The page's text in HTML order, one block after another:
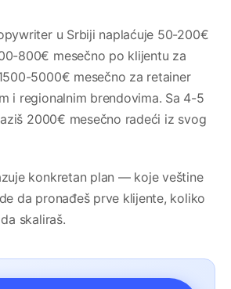
u Srbiji naplaćuje 50-200€
800€ mesečno po klijentu za
5000€ mesečno za retainer
i regionalnim brendovima. Sa 4-5
2000€ mesečno radeći iz svog
konkretan plan — koje veštine
da pronađeš prve klijente, koliko
skaliraš.